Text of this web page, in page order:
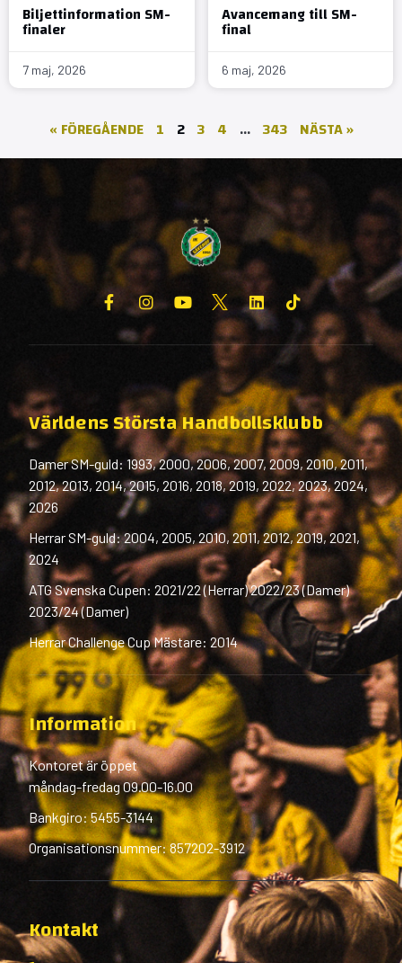
Biljettinformation SM-
finaler
7 maj, 2026
Avancemang till SM-
final
6 maj, 2026
« FÖREGÅENDE 1 2 3 4 … 343 NÄSTA »
Världens Största Handbollsklubb
Damer SM-guld: 1993, 2000, 2006, 2007, 2009, 2010, 2011,
2012, 2013, 2014, 2015, 2016, 2018, 2019, 2022, 2023, 2024,
2026
Herrar SM-guld: 2004, 2005, 2010, 2011, 2012, 2019, 2021,
2024
ATG Svenska Cupen: 2021/22 (Herrar) 2022/23 (Damer)
2023/24 (Damer)
Herrar Challenge Cup Mästare: 2014
Information
Kontoret är öppet
måndag-fredag 09.00-16.00
Bankgiro: 5455-3144
Organisationsnummer: 857202-3912
Kontakt